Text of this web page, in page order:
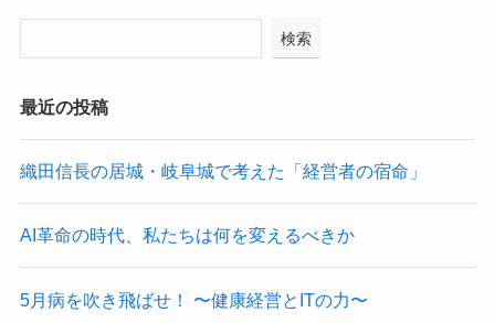
検索
最近の投稿
織田信長の居城・岐阜城で考えた「経営者の宿命」
AI革命の時代、私たちは何を変えるべきか
5月病を吹き飛ばせ！ 〜健康経営とITの力〜